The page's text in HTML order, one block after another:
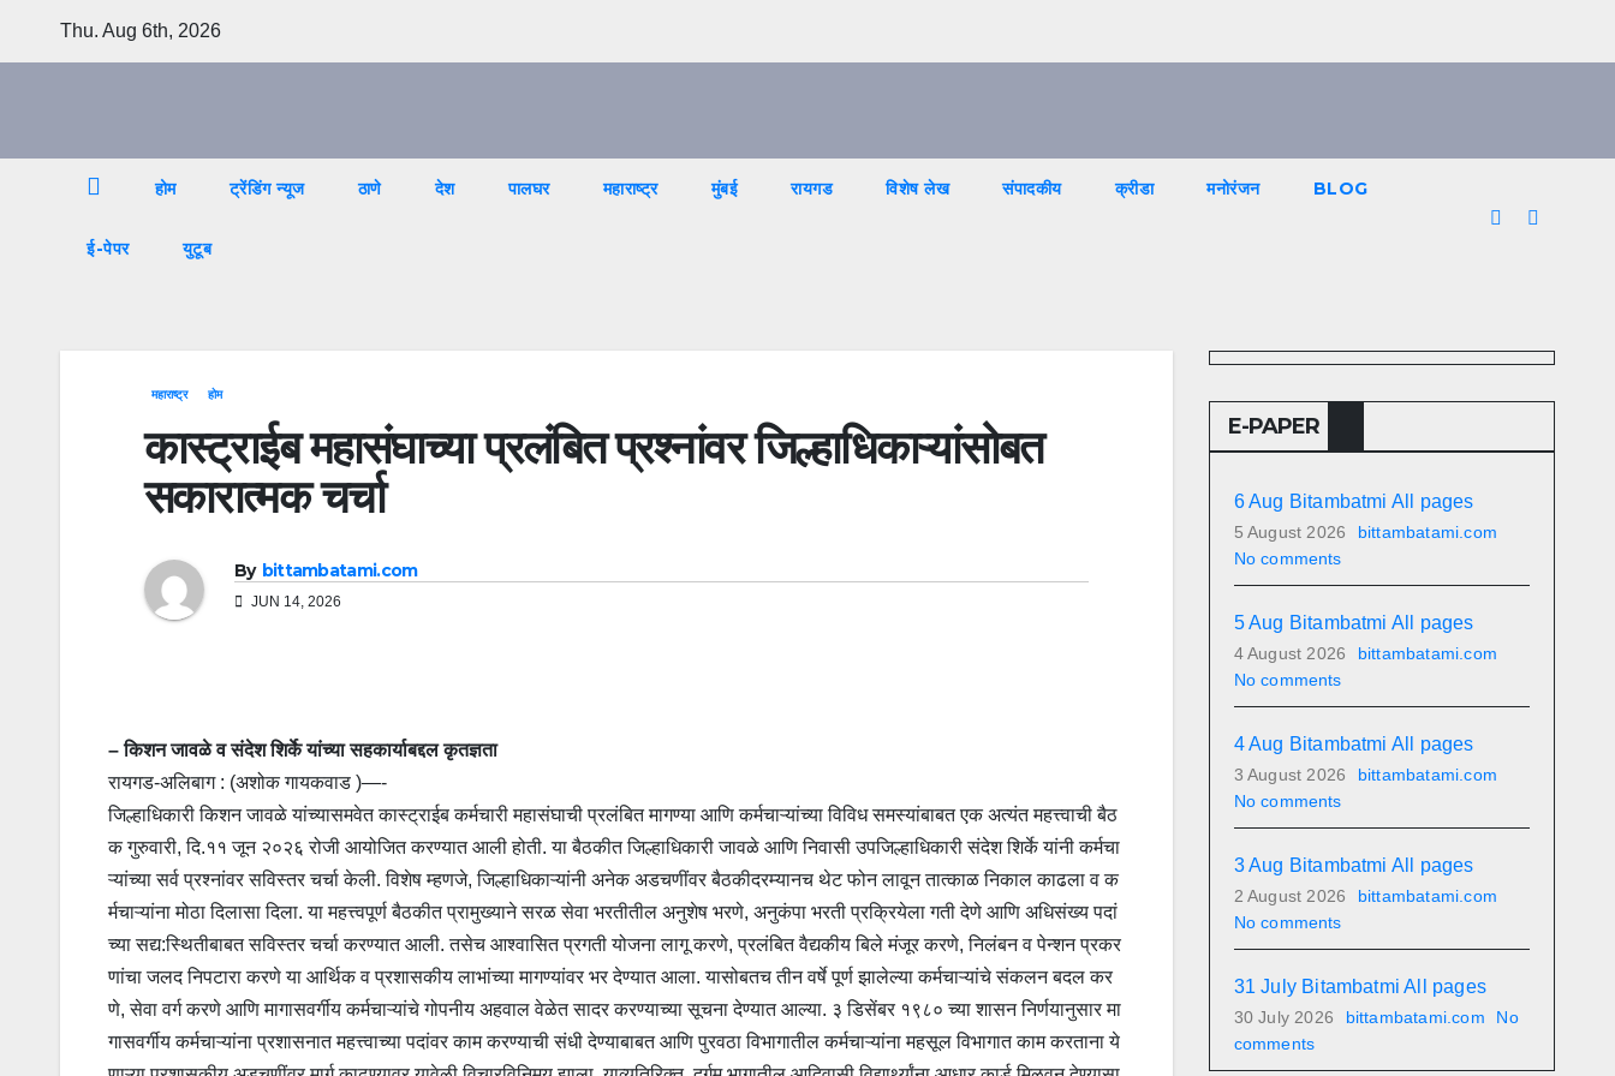
Thu. Aug 6th, 2026
होम ट्रेंडिंग न्यूज ठाणे देश पालघर महाराष्ट्र मुंबई रायगड विशेष लेख संपादकीय क्रीडा मनोरंजन BLOG
ई-पेपर युटूब
महाराष्ट्र होम
कास्ट्राईब महासंघाच्या प्रलंबित प्रश्नांवर जिल्हाधिकाऱ्यांसोबत
सकारात्मक चर्चा
By bittambatami.com
JUN 14, 2026
– किशन जावळे व संदेश शिर्के यांच्या सहकार्याबद्दल कृतज्ञता
रायगड-अलिबाग : (अशोक गायकवाड )—-
जिल्हाधिकारी किशन जावळे यांच्यासमवेत कास्ट्राईब कर्मचारी महासंघाची प्रलंबित मागण्या आणि कर्मचाऱ्यांच्या विविध समस्यांबाबत एक अत्यंत महत्त्वाची बैठ
क गुरुवारी, दि.११ जून २०२६ रोजी आयोजित करण्यात आली होती. या बैठकीत जिल्हाधिकारी जावळे आणि निवासी उपजिल्हाधिकारी संदेश शिर्के यांनी कर्मचा
ऱ्यांच्या सर्व प्रश्नांवर सविस्तर चर्चा केली. विशेष म्हणजे, जिल्हाधिकाऱ्यांनी अनेक अडचणींवर बैठकीदरम्यानच थेट फोन लावून तात्काळ निकाल काढला व क
र्मचाऱ्यांना मोठा दिलासा दिला. या महत्त्वपूर्ण बैठकीत प्रामुख्याने सरळ सेवा भरतीतील अनुशेष भरणे, अनुकंपा भरती प्रक्रियेला गती देणे आणि अधिसंख्य पदां
च्या सद्य:स्थितीबाबत सविस्तर चर्चा करण्यात आली. तसेच आश्वासित प्रगती योजना लागू करणे, प्रलंबित वैद्यकीय बिले मंजूर करणे, निलंबन व पेन्शन प्रकर
णांचा जलद निपटारा करणे या आर्थिक व प्रशासकीय लाभांच्या मागण्यांवर भर देण्यात आला. यासोबतच तीन वर्षे पूर्ण झालेल्या कर्मचाऱ्यांचे संकलन बदल कर
णे, सेवा वर्ग करणे आणि मागासवर्गीय कर्मचाऱ्यांचे गोपनीय अहवाल वेळेत सादर करण्याच्या सूचना देण्यात आल्या. ३ डिसेंबर १९८० च्या शासन निर्णयानुसार मा
गासवर्गीय कर्मचाऱ्यांना प्रशासनात महत्त्वाच्या पदांवर काम करण्याची संधी देण्याबाबत आणि पुरवठा विभागातील कर्मचाऱ्यांना महसूल विभागात काम करताना ये
E-PAPER
6 Aug Bitambatmi All pages
5 August 2026
bittambatami.com
No comments
5 Aug Bitambatmi All pages
4 August 2026
bittambatami.com
No comments
4 Aug Bitambatmi All pages
3 August 2026
bittambatami.com
No comments
3 Aug Bitambatmi All pages
2 August 2026
bittambatami.com
No comments
31 July Bitambatmi All pages
30 July 2026 bittambatami.com
No
comments